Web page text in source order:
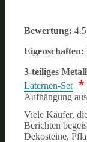
Bewertung:
Eigenschaften:
3-teiliges
Laternen-Set *
Aufhängung
Viele Käufer,
Berichten
Dekosteine,